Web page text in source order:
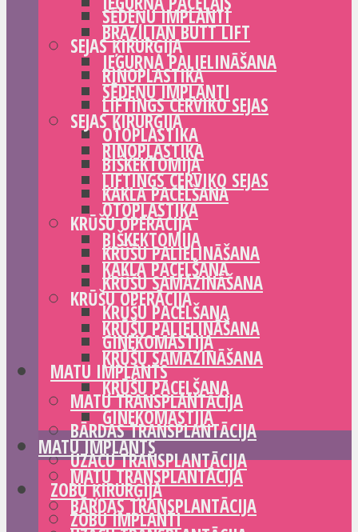
SĒDEŅU IMPLANTI
SEJAS ĶIRURĢIJA
RINOPLASTIKA
LIFTINGS CERVIKO SEJAS
OTOPLASTIKA
BIŠKEKTOMIJA
KAKLA PACELŠANA
KRŪŠU OPERĀCIJA
KRŪŠU PALIELINĀŠANA
KRŪŠU SAMAZINĀŠANA
KRŪŠU PACELŠANA
GINEKOMASTIJA
MATU IMPLANTS
MATU TRANSPLANTĀCIJA
BĀRDAS TRANSPLANTĀCIJA
UZACU TRANSPLANTĀCIJA
ZOBU ĶIRURĢIJA
ZOBU IMPLANTI
BRAZILIAN BUTT LIFT
IEGURŅA PALIELINĀŠANA
SĒDEŅU IMPLANTI
SEJAS ĶIRURĢIJA
RINOPLASTIKA
LIFTINGS CERVIKO SEJAS
OTOPLASTIKA
BIŠKEKTOMIJA
KAKLA PACELŠANA
KRŪŠU OPERĀCIJA
KRŪŠU PALIELINĀŠANA
KRŪŠU SAMAZINĀŠANA
KRŪŠU PACELŠANA
GINEKOMASTIJA
MATU IMPLANTS
MATU TRANSPLANTĀCIJA
BĀRDAS TRANSPLANTĀCIJA